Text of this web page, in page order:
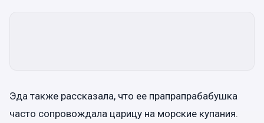
Эда также рассказала, что ее прапрапрабабушка
часто сопровождала царицу на морские купания.